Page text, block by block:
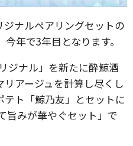
ナルペアリングセットの
年で3年目となります。
ジナル」を新たに酔鯨酒
アージュを計算し尽くし
ト「鯨乃友」とセットに
旨みが華やぐセット」で